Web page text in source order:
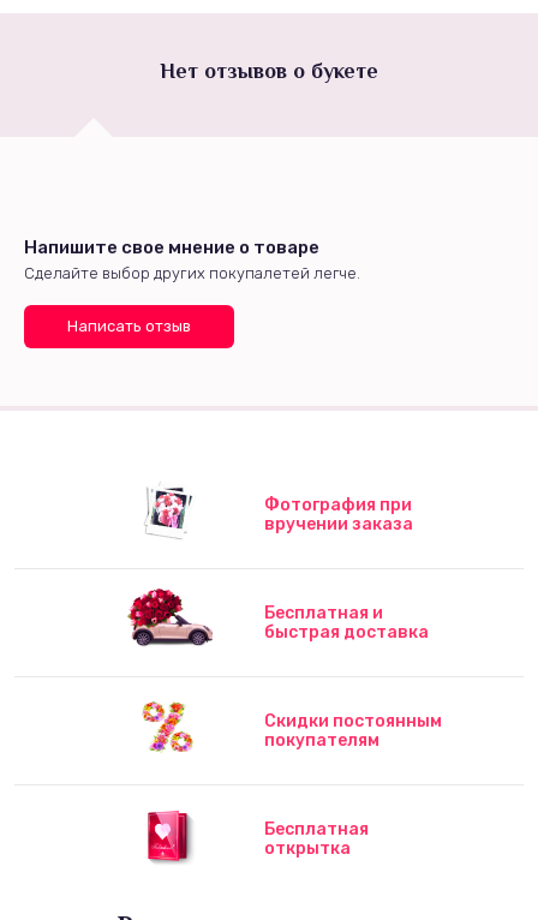
Нет отзывов о букете
Напишите свое мнение о товаре
Сделайте выбор других покупалетей легче.
Написать отзыв
Фотография при
вручении заказа
Бесплатная и
быстрая доставка
Скидки постоянным
покупателям
Бесплатная
открытка